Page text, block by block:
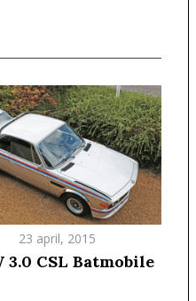
23 april, 2015
3.0 CSL Batmobile